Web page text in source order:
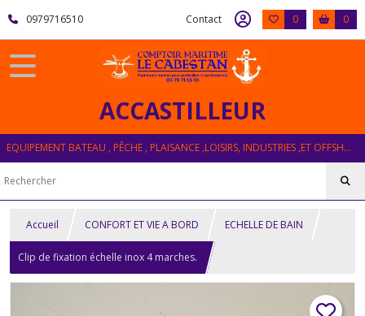
0979716510 Contact 0 0
ACCASTILLEUR
EQUIPEMENT BATEAU , PÊCHE , PLAISANCE ,LOISIRS, INDUSTRIES ,ET OFFSHORE
Accueil CONFORT ET VIE A BORD ECHELLE DE BAIN
Clip de fixation échelle inox 4 marches.